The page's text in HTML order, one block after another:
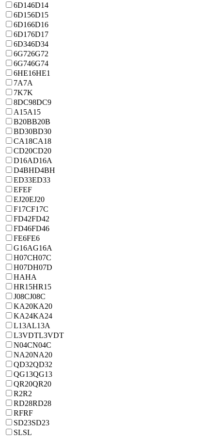
6D146D14
6D156D15
6D166D16
6D176D17
6D346D34
6G726G72
6G746G74
6HE16HE1
7A7A
7K7K
8DC98DC9
A15A15
B20BB20B
BD30BD30
CA18CA18
CD20CD20
D16AD16A
D4BHD4BH
ED33ED33
EFEF
EJ20EJ20
F17CF17C
FD42FD42
FD46FD46
FE6FE6
G16AG16A
H07CH07C
H07DH07D
HAHA
HR15HR15
J08CJ08C
KA20KA20
KA24KA24
L13AL13A
L3VDTL3VDT
N04CN04C
NA20NA20
QD32QD32
QG13QG13
QR20QR20
R2R2
RD28RD28
RFRF
SD23SD23
SLSL